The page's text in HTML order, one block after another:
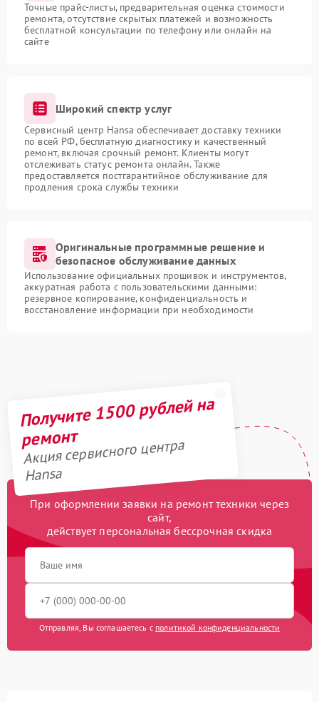
Точные прайс-листы, предварительная оценка стоимости
ремонта, отсутствие скрытых платежей и возможность
бесплатной консультации по телефону или онлайн на
сайте
Широкий спектр услуг
Сервисный центр Hansa обеспечивает доставку техники
по всей РФ, бесплатную диагностику и качественный
ремонт, включая срочный ремонт. Клиенты могут
отслеживать статус ремонта онлайн. Также
предоставляется постгарантийное обслуживание для
продления срока службы техники
Оригинальные программные решение и
безопасное обслуживание данных
Использование официальных прошивок и инструментов,
аккуратная работа с пользовательскими данными:
резервное копирование, конфиденциальность и
восстановление информации при необходимости
Получите 1500 рублей на
ремонт
Акция сервисного центра
Hansa
При оформлении заявки на ремонт техники через
сайт,
действует персональная бессрочная скидка
Отправляя, Вы соглашаетесь с политикой конфиденциальности